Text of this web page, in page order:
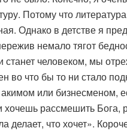
Потому что
Однако в детстве я
немало тягот
станет человеком, мы
во что бы то ни стало
или бизнесменом,
рассмешить Бога,
что хочет».